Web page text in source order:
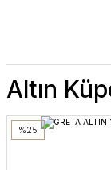
Altın
%25